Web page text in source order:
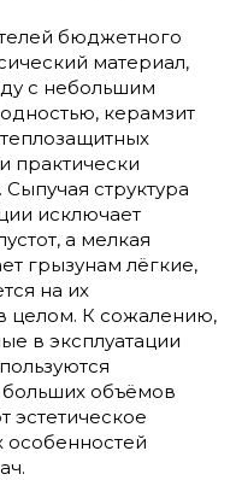
бюджетного
материал,
с небольшим
керамзит
практически
структура
исключает
а мелкая
грызунам лёгкие,
на их
целом. К сожалению,
в эксплуатации
объёмов
эстетическое
особенностей